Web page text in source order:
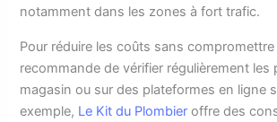
notamment dans les zones à fort trafic.
Pour réduire les coûts sans compromettre
recommande de vérifier régulièrement les
magasin ou sur des plateformes en ligne
exemple, Le Kit du Plombier offre des